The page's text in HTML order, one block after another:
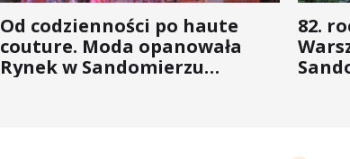
Od codzienności po haute
couture. Moda opanowała
Rynek w Sandomierzu
82.